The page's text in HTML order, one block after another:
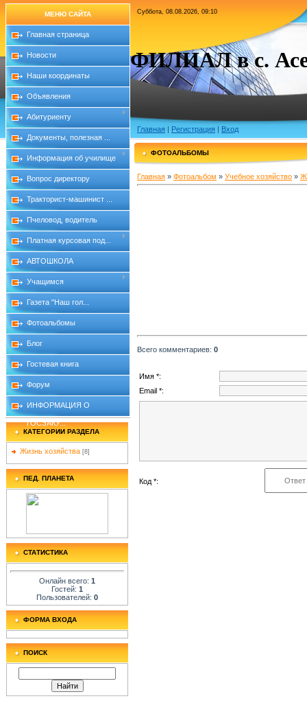
МЕНЮ САЙТА
Главная страница
Новости
Наши координаты
Объявления
Абитуриенту
Документы, полезная ...
Информация об училище
Вопрос директору
Тракторист-машинист ...
Пчеловод, водитель
Платная курсовая под...
АВТОШКОЛА
Учащимся
Газета "Наш гол...
Фотоальбомы
Блог
Гостевая книга
Форум
ИНФОРМАЦИЯ О
ГОСЗАКУ...
КАТЕГОРИИ РАЗДЕЛА
Жизнь хозяйства [8]
ПЕД. ПЛАНЕТА
СТАТИСТИКА
Онлайн всего: 1
Гостей: 1
Пользователей: 0
ФОРМА ВХОДА
ПОИСК
Суббота, 08.08.2026, 09:10
ФИЛИАЛ в с.
Главная | Регистрация | Вход
ФОТОАЛЬБОМЫ
Главная » Фотоальбом » Учебное хозяйство »
Всего комментариев: 0
Имя *:
Email *:
Код *: